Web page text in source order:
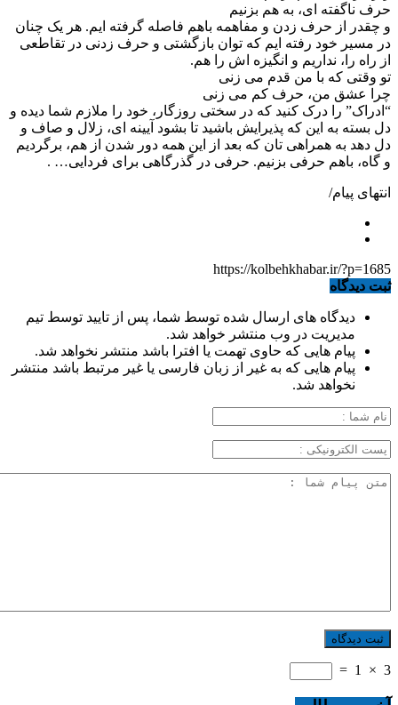
حرف ناگفته ای، به هم بزنیم
و چقدر از حرف زدن و مفاهمه باهم فاصله گرفته ایم. هر یک چنان
در مسیر خود رفته ایم که توان بازگشتی و حرف زدنی در تقاطعی
از راه را، نداریم و انگیزه اش را هم.
تو وقتی که با من قدم می زنی
چرا عشق من، حرف کم می زنی
“ادراک” را درک کنید که در سختی روزگار، خود را ملازم شما دیده و
دل بسته به این که پذیرایش باشید تا بشود آیینه ای، زلال و صاف و
دل دهد به همراهی تان که بعد از این همه دور شدن از هم، برگردیم
و گاه، باهم حرفی بزنیم. حرفی در گذرگاهی برای فردایی… .
انتهای پیام/
https://kolbehkhabar.ir/?p=1685
ثبت دیدگاه
دیدگاه های ارسال شده توسط شما، پس از تایید توسط تیم
مدیریت در وب منتشر خواهد شد.
پیام هایی که حاوی تهمت یا افترا باشد منتشر نخواهد شد.
پیام هایی که به غیر از زبان فارسی یا غیر مرتبط باشد منتشر
نخواهد شد.
3
×
1
=